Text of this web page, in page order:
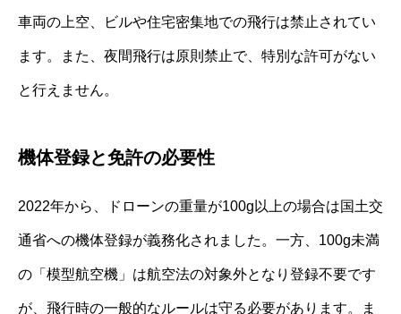
車両の上空、ビルや住宅密集地での飛行は禁止されてい
ます。また、夜間飛行は原則禁止で、特別な許可がない
と行えません。
機体登録と免許の必要性
2022年から、ドローンの重量が100g以上の場合は国土交
通省への機体登録が義務化されました。一方、100g未満
の「模型航空機」は航空法の対象外となり登録不要です
が、飛行時の一般的なルールは守る必要があります。ま